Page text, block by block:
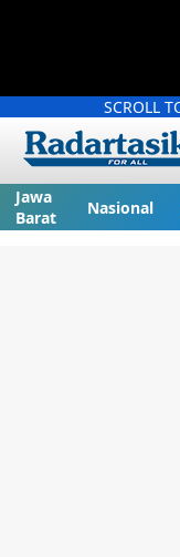
SCROLL
Jawa
Barat
Nasional